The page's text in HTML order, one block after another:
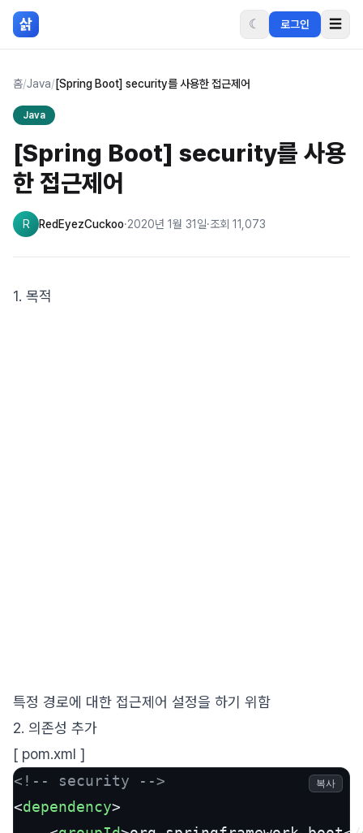
본문 바로가기
삵 ☾ 로그인 ☰
홈/Java/ [Spring Boot] security를 사용한 접근제어
Java
[Spring Boot] security를 사용
한 접근제어
R RedEyezCuckoo·2020년 1월 31일·조회 11,073
1. 목적
특정 경로에 대한 접근제어 설정을 하기 위함
2. 의존성 추가
[ pom.xml ]
<!-- security -->
<dependency>
복사